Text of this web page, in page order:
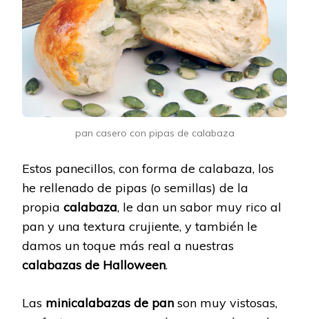
pan casero con pipas de calabaza
Estos panecillos, con forma de calabaza, los
he rellenado de pipas (o semillas) de la
propia calabaza, le dan un sabor muy rico al
pan y una textura crujiente, y también le
damos un toque más real a nuestras
calabazas de Halloween.
Las minicalabazas de pan son muy vistosas,